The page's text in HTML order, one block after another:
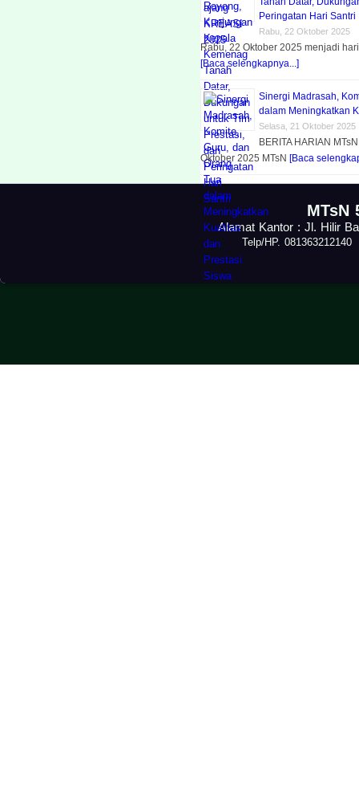
Peringatan Hari Santri
Rabu, 22 Oktober 2025
Rabu, 22 Oktober 2025 menjadi
[Baca selengkapnya...]
Sinergi Madrasah,
dalam Meningkatkan
Selasa, 21 Oktober 2025
BERITA HARIAN
Oktober 2025 MTsN [Baca
MTsN
Alamat Kantor : Jl. Hilir
Telp/HP.